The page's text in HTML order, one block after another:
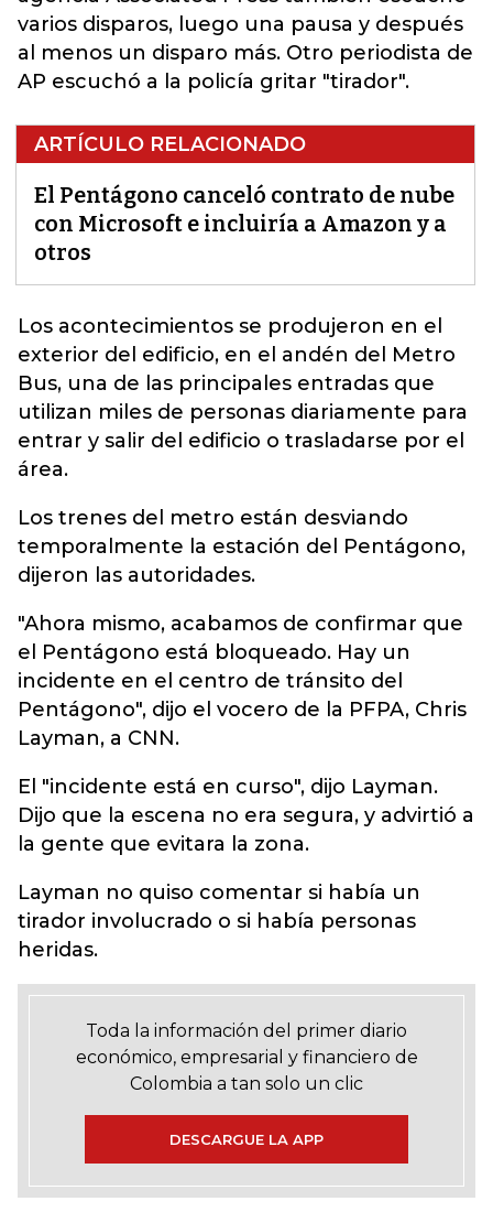
varios disparos, luego una pausa y después
al menos un disparo más. Otro periodista de
AP escuchó a la policía gritar "tirador".
ARTÍCULO RELACIONADO
El Pentágono canceló contrato de nube
con Microsoft e incluiría a Amazon y a
otros
Los acontecimientos se produjeron en el
exterior del edificio, en el andén del Metro
Bus, una de las principales entradas que
utilizan miles de personas diariamente para
entrar y salir del edificio o trasladarse por el
área.
Los trenes del metro están desviando
temporalmente la estación del Pentágono,
dijeron las autoridades.
"Ahora mismo, acabamos de confirmar que
el Pentágono está bloqueado. Hay un
incidente en el centro de tránsito del
Pentágono", dijo el vocero de la PFPA, Chris
Layman, a CNN.
El "incidente está en curso", dijo Layman.
Dijo que la escena no era segura, y advirtió a
la gente que evitara la zona.
Layman no quiso comentar si había un
tirador involucrado o si había personas
heridas.
Toda la información del primer diario
económico, empresarial y financiero de
Colombia a tan solo un clic
DESCARGUE LA APP